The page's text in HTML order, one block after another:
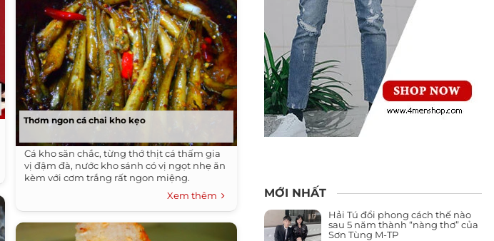
Thơm ngon cá chai kho kẹo
Cá kho săn chắc, từng thớ thịt cá thấm gia
vị đậm đà, nước kho sánh có vị ngọt nhẹ ăn
kèm với cơm trắng rất ngon miệng.
Xem thêm
MỚI NHẤT
Hải Tú đổi phong cách thế nào
sau 5 năm thành “nàng thơ” của
Sơn Tùng M-TP